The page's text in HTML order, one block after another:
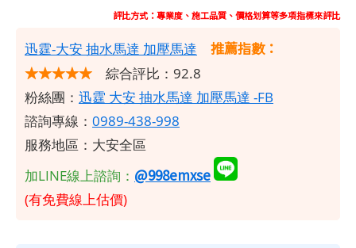
評比方式：專業度、施工品質、價格划算等多項指標來評比
​迅霆-大安 抽水馬達 加壓馬達
推薦指數：
★★★★★ 綜合評比：92.8
粉絲團： 迅霆 大安 抽水馬達 加壓馬達 -FB
諮詢專線： 0989-438-998
服務地區：大安全區
加LINE線上諮詢： @998emxse
(有免費線上估價)